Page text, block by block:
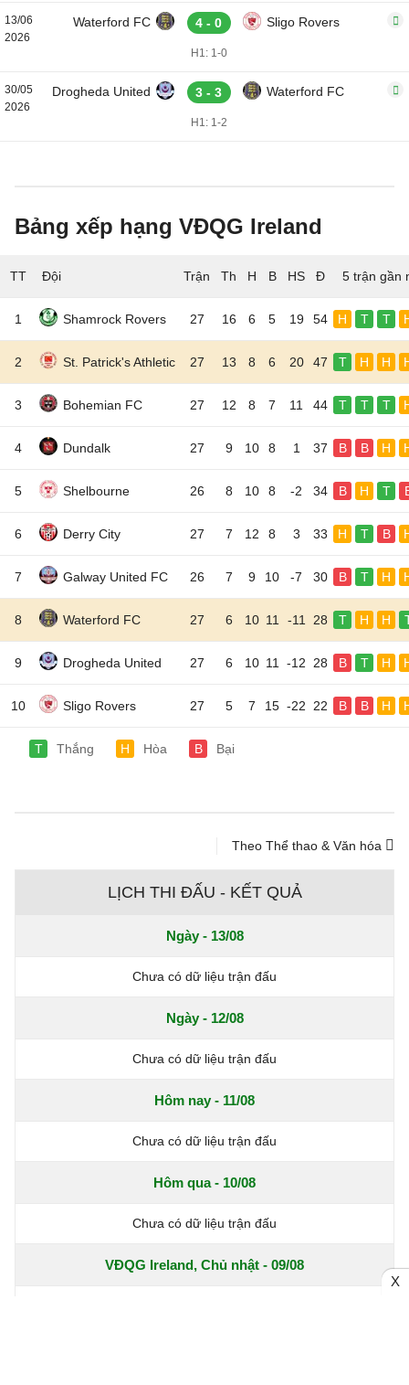
13/06
2026
Waterford FC 4 - 0 Sligo Rovers
H1: 1-0
30/05
2026
Drogheda United 3 - 3 Waterford FC
H1: 1-2
Bảng xếp hạng VĐQG Ireland
TT Đội 5 trận gần
1 Shamrock Rovers 27 16 6 5 19 54 H T T
2 St. Patrick's Athletic 27 13 8 6 20 47 T H H
3 Bohemian FC 27 12 8 7 11 44 T T T
4 Dundalk 27 9 10 8 1 37 B B H
5 Shelbourne 26 8 10 8 -2 34 B H T
6 Derry City 27 7 12 8 3 33 H T B
7 Galway United FC 26 7 9 10 -7 30 B T H
8 Waterford FC 27 6 10 11 -11 28 T H H
9 Drogheda United 27 6 10 11 -12 28 B T H
10 Sligo Rovers 27 5 7 15 -22 22 B B H
T Thắng H Hòa B Bại
Theo Thể thao & Văn hóa
LỊCH THI ĐẤU - KẾT QUẢ
Ngày - 13/08
Chưa có dữ liệu trận đấu
Ngày - 12/08
Chưa có dữ liệu trận đấu
Hôm nay - 11/08
Chưa có dữ liệu trận đấu
Hôm qua - 10/08
Chưa có dữ liệu trận đấu
VĐQG Ireland, Chủ nhật - 09/08
X